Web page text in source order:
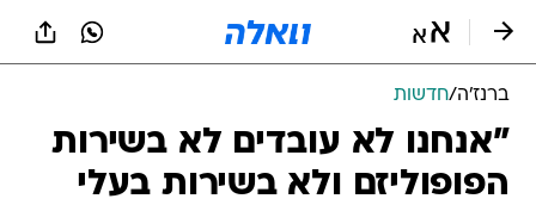
ברנז'ה/חדשות
"אנחנו לא עובדים לא בשירות
הפופוליזם ולא בשירות בעלי